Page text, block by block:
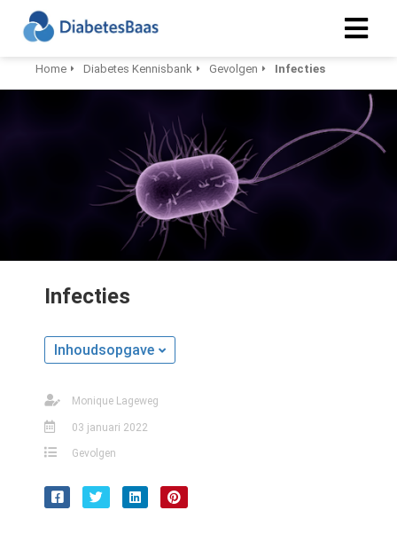
Home Diabetes Kennisbank Gevolgen Infecties
Infecties
Inhoudsopgave
Monique Lageweg
03 januari 2022
Gevolgen